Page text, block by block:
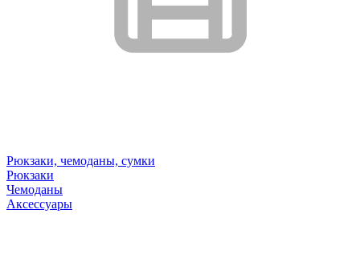
Рюкзаки, чемоданы, сумки
Рюкзаки
Чемоданы
Аксессуары